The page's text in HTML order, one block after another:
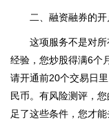
二、融资融券的
这项服务不是对
经验，您炒股得满6个
请开通前20个交易日
民币。有风险测评，
足了这些条件，您才